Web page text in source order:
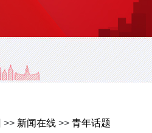
>> 新闻在线 >> 青年话题